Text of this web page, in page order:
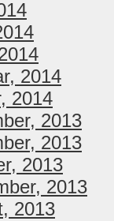
2014
2014
2013
2013
2013
2013
2013